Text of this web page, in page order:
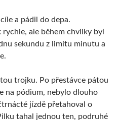
a pádil do depa.
ale během chvilky byl
sekundu z limitu minutu a
trojku. Po přestávce pátou
na pódium, nebylo dlouho
jízdě přetahoval o
tahal jednou ten, podruhé